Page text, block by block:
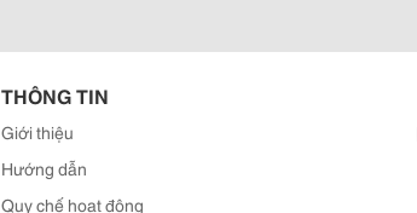
THÔNG TIN
Giới thiệu
Hướng dẫn
Quy chế hoạt động